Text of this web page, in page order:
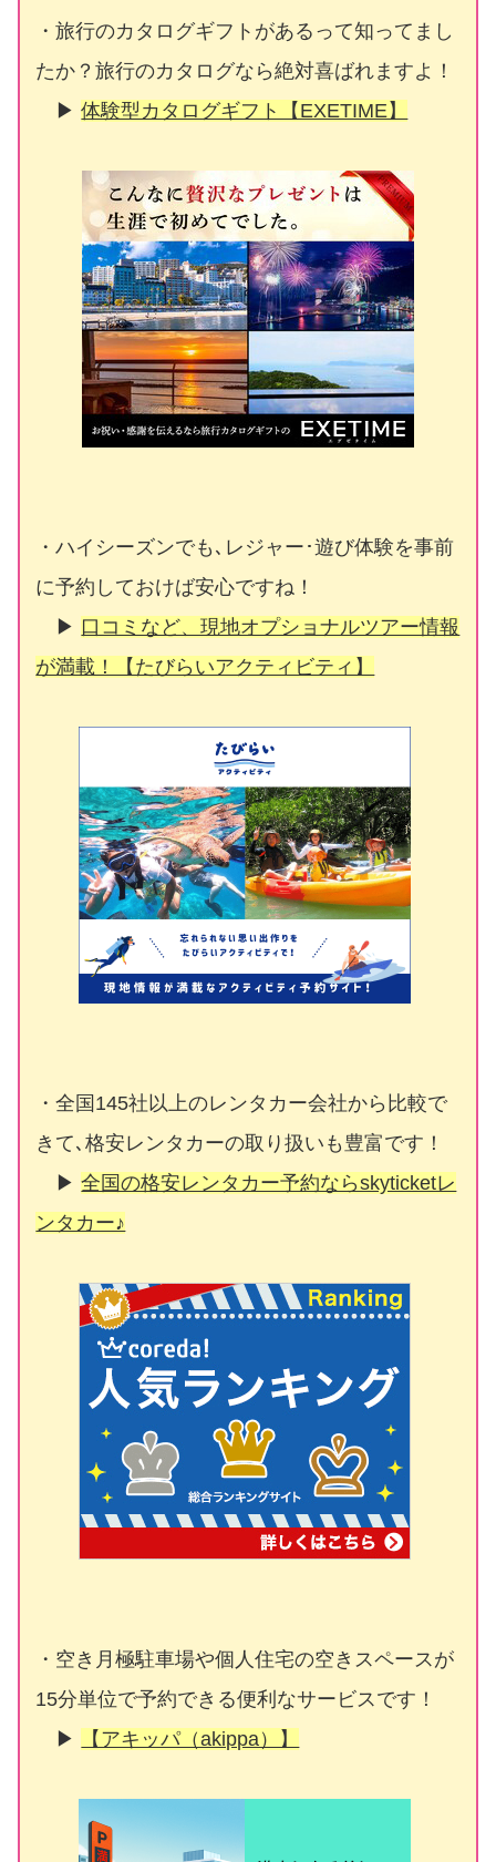
・旅行のカタログギフトがあるって知ってまし
たか？旅行のカタログなら絶対喜ばれますよ！
▶体験型カタログギフト【EXETIME】
・ハイシーズンでも､レジャー･遊び体験を事前
に予約しておけば安心ですね！
▶ 口コミなど、現地オプショナルツアー情報
が満載！【たびらいアクティビティ】
・全国145社以上のレンタカー会社から比較で
きて､格安レンタカーの取り扱いも豊富です！
▶全国の格安レンタカー予約ならskyticketレ
ンタカー♪
・空き月極駐車場や個人住宅の空きスペースが
15分単位で予約できる便利なサービスです！
▶
【アキッパ（akippa）】